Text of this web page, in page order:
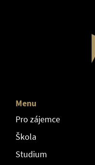
Menu
Pro zájemce
Škola
Studium